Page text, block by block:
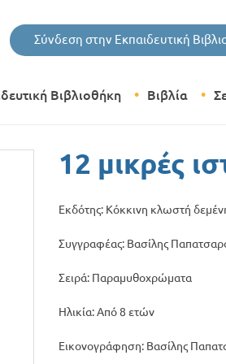
Σύνδεση στην Εκπαιδευτική
Βιβλιοθήκη Βιβλία
Εκδόσεις
12 μικρές
Εκδότης: Κόκκινη κλωστή
Συγγραφέας: Βασίλης
Σειρά: Παραμυθοχρώματα
Ηλικία: Από 8 ετών
Εικονογράφηση: Βασίλης